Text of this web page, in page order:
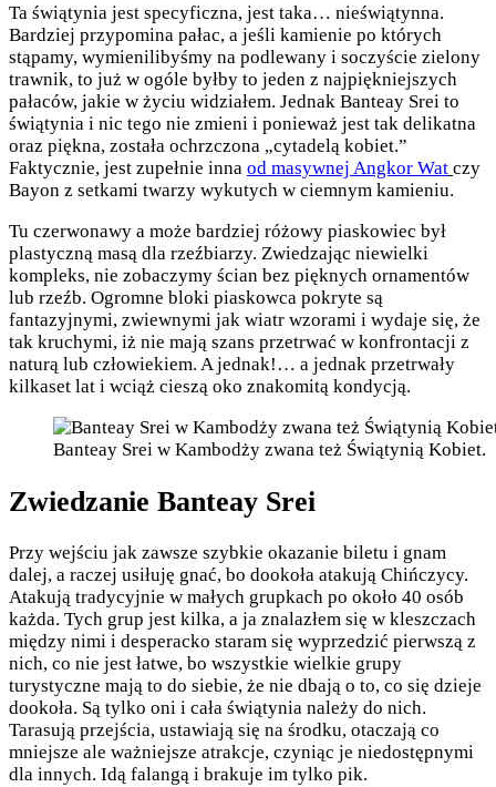
Ta świątynia jest specyficzna, jest taka… nieświątynna.
Bardziej przypomina pałac, a jeśli kamienie po których
stąpamy, wymienilibyśmy na podlewany i soczyście zielony
trawnik, to już w ogóle byłby to jeden z najpiękniejszych
pałaców, jakie w życiu widziałem. Jednak Banteay Srei to
świątynia i nic tego nie zmieni i ponieważ jest tak delikatna
oraz piękna, została ochrzczona „cytadelą kobiet.”
Faktycznie, jest zupełnie inna od masywnej Angkor Wat czy
Bayon z setkami twarzy wykutych w ciemnym kamieniu.
Tu czerwonawy a może bardziej różowy piaskowiec był
plastyczną masą dla rzeźbiarzy. Zwiedzając niewielki
kompleks, nie zobaczymy ścian bez pięknych ornamentów
lub rzeźb. Ogromne bloki piaskowca pokryte są
fantazyjnymi, zwiewnymi jak wiatr wzorami i wydaje się, że
tak kruchymi, iż nie mają szans przetrwać w konfrontacji z
naturą lub człowiekiem. A jednak!… a jednak przetrwały
kilkaset lat i wciąż cieszą oko znakomitą kondycją.
Banteay Srei w Kambodży zwana też Świątynią Kobiet.
Zwiedzanie Banteay Srei
Przy wejściu jak zawsze szybkie okazanie biletu i gnam
dalej, a raczej usiłuję gnać, bo dookoła atakują Chińczycy.
Atakują tradycyjnie w małych grupkach po około 40 osób
każda. Tych grup jest kilka, a ja znalazłem się w kleszczach
między nimi i desperacko staram się wyprzedzić pierwszą z
nich, co nie jest łatwe, bo wszystkie wielkie grupy
turystyczne mają to do siebie, że nie dbają o to, co się dzieje
dookoła. Są tylko oni i cała świątynia należy do nich.
Tarasują przejścia, ustawiają się na środku, otaczają co
mniejsze ale ważniejsze atrakcje, czyniąc je niedostępnymi
dla innych. Idą falangą i brakuje im tylko pik.